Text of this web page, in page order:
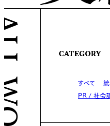
CATEGORY
すべて
PR / 社会